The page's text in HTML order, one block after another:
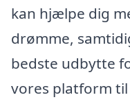
kan hjælpe dig
drømme,
bedste udbytte
vores platform